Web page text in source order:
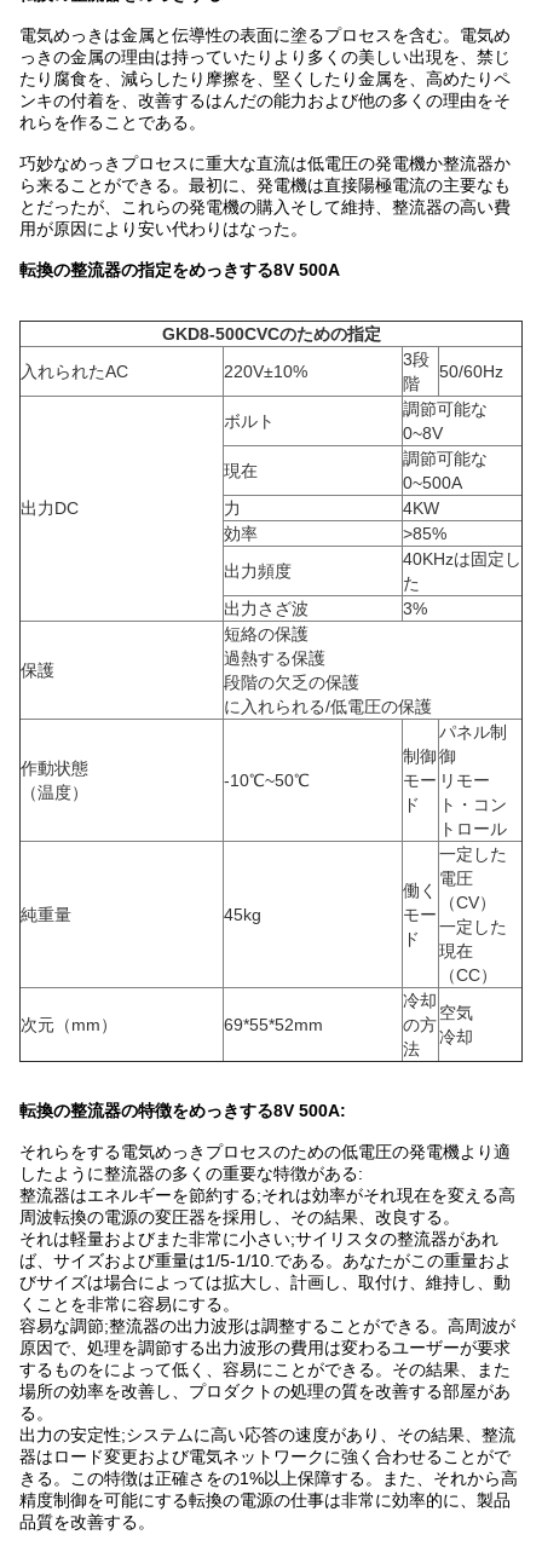
電気めっきは金属と伝導性の表面に塗るプロセスを含む。電気め
っきの金属の理由は持っていたりより多くの美しい出現を、禁じ
たり腐食を、減らしたり摩擦を、堅くしたり金属を、高めたりペ
ンキの付着を、改善するはんだの能力および他の多くの理由をそ
れらを作ることである。
巧妙なめっきプロセスに重大な直流は低電圧の発電機か整流器か
ら来ることができる。最初に、発電機は直接陽極電流の主要なも
とだったが、これらの発電機の購入そして維持、整流器の高い費
用が原因により安い代わりはなった。
転換の整流器の指定をめっきする8V 500A
GKD8-500CVCのための指定
入れられたAC
220V±10%
3段
階
50/60Hz
出力DC
ボルト
調節可能な
0~8V
現在
調節可能な
0~500A
力
4KW
効率
>85%
出力頻度
40KHzは固定し
た
出力さざ波
3%
保護
短絡の保護
過熱する保護
段階の欠乏の保護
に入れられる/低電圧の保護
作動状態
（温度）
-10℃~50℃
制御
モー
ド
パネル制
御
リモー
ト・コン
トロール
純重量 45kg
働く
モー
ド
一定した
電圧
（CV）
一定した
現在
（CC）
次元（mm） 69*55*52mm
冷却
の方
法
空気
冷却
転換の整流器の特徴をめっきする8V 500A:
それらをする電気めっきプロセスのための低電圧の発電機より適
したように整流器の多くの重要な特徴がある:
整流器はエネルギーを節約する;それは効率がそれ現在を変える高
周波転換の電源の変圧器を採用し、その結果、改良する。
それは軽量およびまた非常に小さい;サイリスタの整流器があれ
ば、サイズおよび重量は1/5-1/10.である。あなたがこの重量およ
びサイズは場合によっては拡大し、計画し、取付け、維持し、動
くことを非常に容易にする。
容易な調節;整流器の出力波形は調整することができる。高周波が
原因で、処理を調節する出力波形の費用は変わるユーザーが要求
するものをによって低く、容易にことができる。その結果、また
場所の効率を改善し、プロダクトの処理の質を改善する部屋があ
る。
出力の安定性;システムに高い応答の速度があり、その結果、整流
器はロード変更および電気ネットワークに強く合わせることがで
きる。この特徴は正確さをの1%以上保障する。また、それから高
精度制御を可能にする転換の電源の仕事は非常に効率的に、製品
品質を改善する。